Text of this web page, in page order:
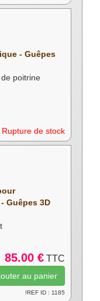
- Guêpes
poitrine
Rupture de stock
Guêpes 3D
85.00 € TTC
!REF ID : 1185